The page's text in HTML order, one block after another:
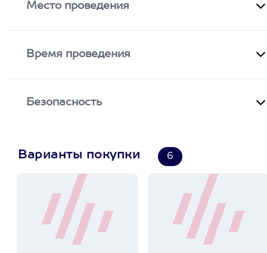
Место проведения
Время проведения
Безопасность
Варианты покупки 6